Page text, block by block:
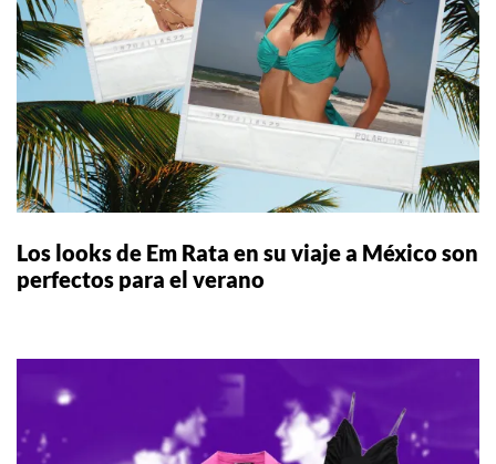
Los looks de Em Rata en su viaje a México son
perfectos para el verano